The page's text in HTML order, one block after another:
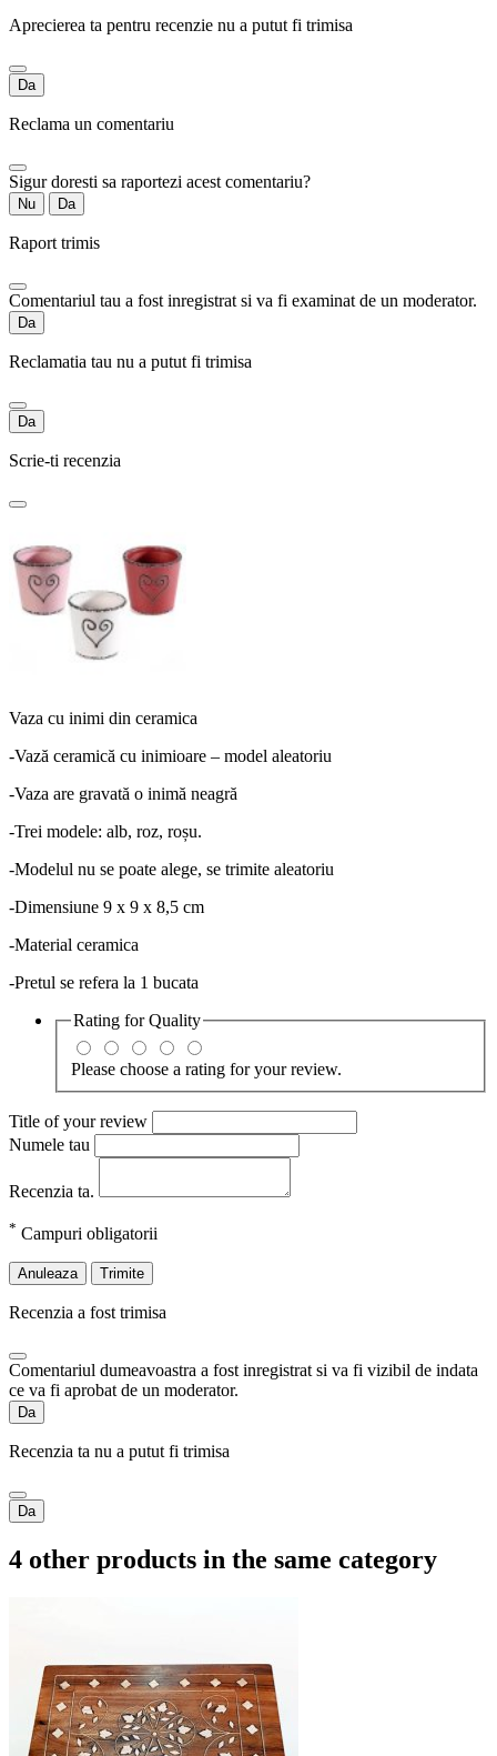
Aprecierea ta pentru recenzie nu a putut fi trimisa
Da
Reclama un comentariu
Sigur doresti sa raportezi acest comentariu?
Nu Da
Raport trimis
Comentariul tau a fost inregistrat si va fi examinat de un moderator.
Da
Reclamatia tau nu a putut fi trimisa
Da
Scrie-ti recenzia
Vaza cu inimi din ceramica
-Vază ceramică cu inimioare – model aleatoriu
-Vaza are gravată o inimă neagră
-Trei modele: alb, roz, roșu.
-Modelul nu se poate alege, se trimite aleatoriu
-Dimensiune 9 x 9 x 8,5 cm
-Material ceramica
-Pretul se refera la 1 bucata
Rating forQuality
Please choose a rating for your review.
Title of your review
Numele tau
Recenzia ta.
* Campuri obligatorii
Anuleaza Trimite
Recenzia a fost trimisa
Comentariul dumeavoastra a fost inregistrat si va fi vizibil de indata
ce va fi aprobat de un moderator.
Da
Recenzia ta nu a putut fi trimisa
Da
4 other products in the same category